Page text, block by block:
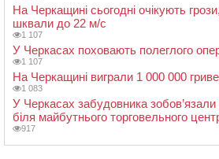
На Черкащині сьогодні очікують
шквали до 22 м/с
1 107
У Черкасах поховають полеглого
1 107
На Черкащині виграли 1 000 000
1 083
У Черкасах забудовника
біля майбутнього торговельного
917